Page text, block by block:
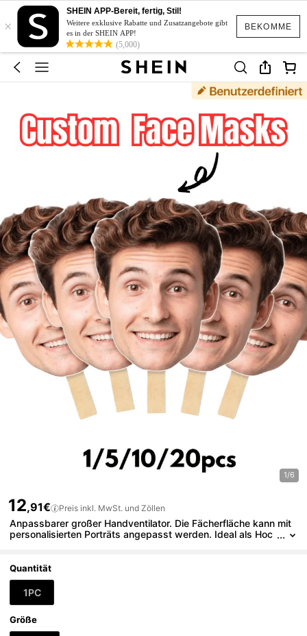
BEKOMME
×
SHEIN APP-Bereit, fertig, Stil!
Weitere exklusive Rabatte und Zusatzangebote gibt
es in der SHEIN APP!
(5,000)
1/6
12,91€ Preis inkl. MwSt. und Zöllen
Anpassbarer großer Handventilator. Die Fächerfläche kann mit
personalisierten Porträts angepasst werden. Ideal als Hoc
hochdekorativ, modisch, toll für Fotos. Auch als Requisite für Br
autjungfern, Freundinnen, Eltern, Familie und Paare geeignet. E
wige Liebe
Quantität
1PC
Größe